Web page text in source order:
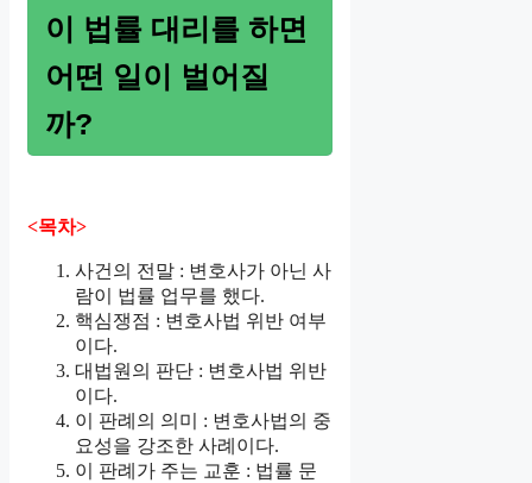
이 법률 대리를 하면
어떤 일이 벌어질
까?
<목차>
사건의 전말 : 변호사가 아닌 사
람이 법률 업무를 했다.
핵심쟁점 : 변호사법 위반 여부
이다.
대법원의 판단 : 변호사법 위반
이다.
이 판례의 의미 : 변호사법의 중
요성을 강조한 사례이다.
이 판례가 주는 교훈 : 법률 문